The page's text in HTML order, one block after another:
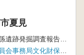
夏見
ほ場整備関係遺跡発掘調査報告書 38-3